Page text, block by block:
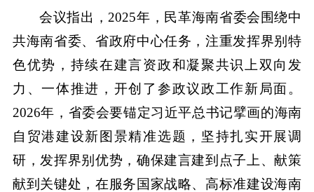
会议指出，2025年，民革海南省委会围绕中
共海南省委、省政府中心任务，注重发挥界别特
色优势，持续在建言资政和凝聚共识上双向发
力、一体推进，开创了参政议政工作新局面。
2026年，省委会要锚定习近平总书记擘画的海南
自贸港建设新图景精准选题，坚持扎实开展调
研，发挥界别优势，确保建言建到点子上、献策
献到关键处，在服务国家战略、高标准建设海南